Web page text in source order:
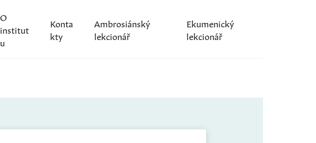
O
institut
u
Konta
kty
Ambrosiánský
lekcionář
Ekumenický
lekcionář